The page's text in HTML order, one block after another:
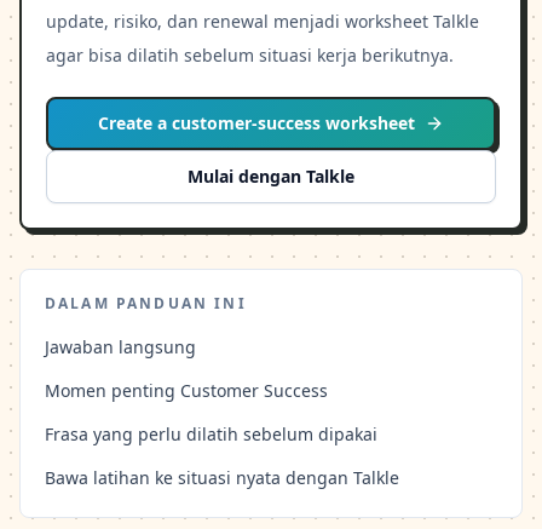
update, risiko, dan renewal menjadi worksheet Talkle
agar bisa dilatih sebelum situasi kerja berikutnya.
Create a customer-success worksheet
Mulai dengan Talkle
DALAM PANDUAN INI
Jawaban langsung
Momen penting Customer Success
Frasa yang perlu dilatih sebelum dipakai
Bawa latihan ke situasi nyata dengan Talkle